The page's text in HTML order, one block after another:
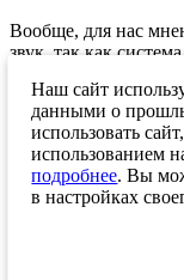
Вообще, для нас
звук, так как
помогать.
07.06.2024
Возврат к списку
Наш сайт
данными о
использовать
использованием
подробнее. Вы
в настройках
О